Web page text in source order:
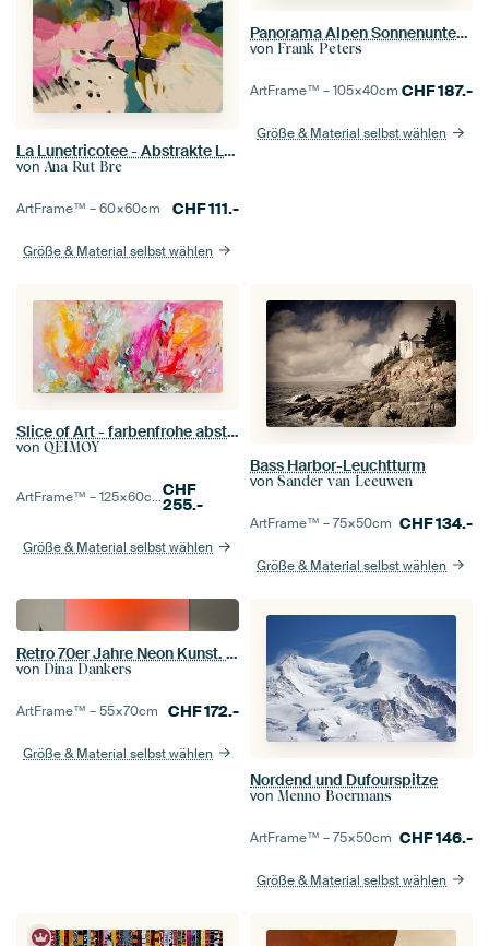
La Lunetricotee - Abstrakte Landschaft
von Ana Rut Bre
ArtFrame™ –60×60cm CHF111.-
Größe & Material selbst wählen
Panorama Alpen Sonnenuntergang
von Frank Peters
ArtFrame™ –105×40cm CHF187.-
Größe & Material selbst wählen
Slice of Art - farbenfrohe abstrakte Malerei
von QEIMOY
ArtFrame™ –125×60cm CHF
255.-
Größe & Material selbst wählen
Bass Harbor-Leuchtturm
von Sander van Leeuwen
ArtFrame™ –75×50cm CHF134.-
Größe & Material selbst wählen
Retro 70er Jahre Neon Kunst. Abstrakter Farbverlauf in Orange und Pink
von Dina Dankers
ArtFrame™ –55×70cm CHF172.-
Größe & Material selbst wählen
Nordend und Dufourspitze
von Menno Boermans
ArtFrame™ –75×50cm CHF146.-
Größe & Material selbst wählen